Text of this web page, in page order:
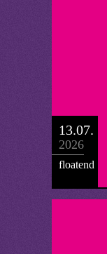
13.07.
2026
floatend